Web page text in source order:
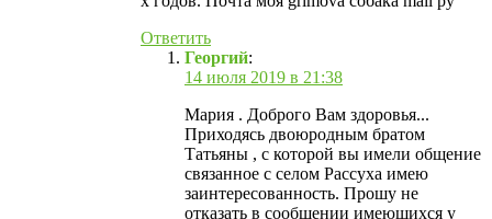
Ответить
Георгий:
14 июля 2019 в 21:38
Мария . Доброго Вам здоровья...
Приходясь двоюродным братом
Татьяны , с которой вы имели общение
связанное с селом Рассуха имею
заинтересованность. Прошу не
отказать в сообщении имеющихся у